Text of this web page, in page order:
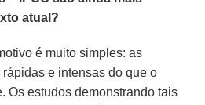
atual?
é muito simples: as
e intensas do que o
Os estudos demonstrando tais